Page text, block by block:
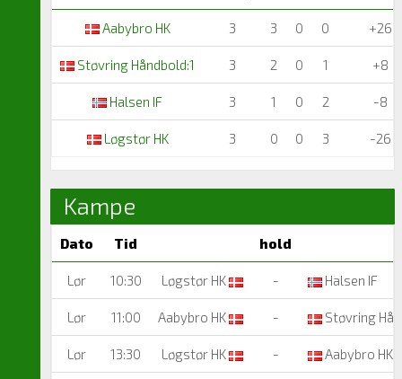
Aabybro HK 3 3 0 0 +26
Støvring Håndbold:1 3 2 0 1 +8
Halsen IF 3 1 0 2 -8
Løgstør HK 3 0 0 3 -26
Kampe
Dato Tid hold
Lør 10:30 Løgstør HK - Halsen IF
Lør 11:00 Aabybro HK - Støvring
Lør 13:30 Løgstør HK - Aabybro HK